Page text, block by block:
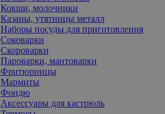
Ковши, молочники
Казаны, утятницы металл
Наборы посуды для приготовления
Соковарки
Скороварки
Пароварки, мантоварки
Фритюрницы
Мармиты
Фондю
Аксессуары для кастрюль